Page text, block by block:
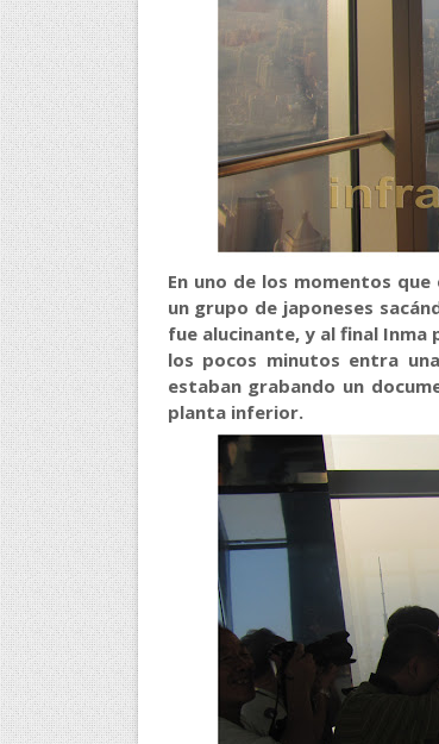
En uno de los momentos
un grupo de japoneses
fue alucinante, y al final
los pocos minutos entra
estaban grabando un
planta inferior.